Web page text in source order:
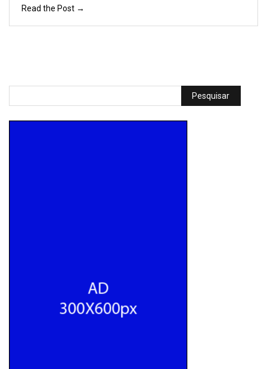
Read the Post →
Pesquisar